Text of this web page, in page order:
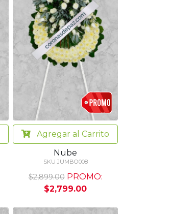
Agregaral Carrito
Nube
SKU JUMBO008
$2,899.00 PROMO:
$2,799.00